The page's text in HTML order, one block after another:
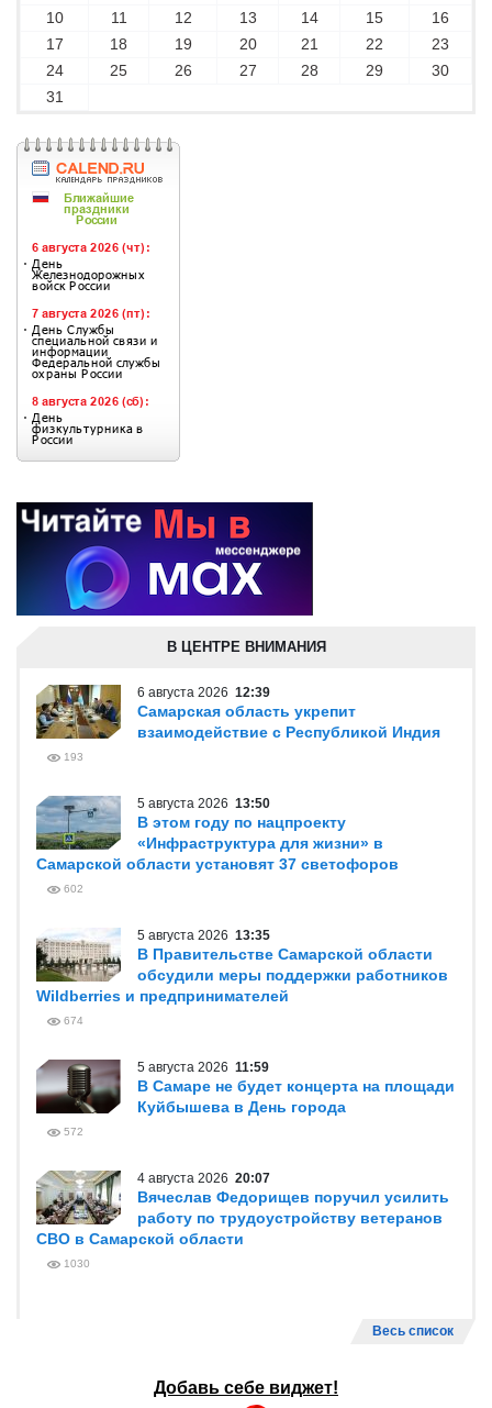
10 11 12 13 14 15
16
17
18 19 20 21 22
23
24
25 26 27 28 29
30
31
В ЦЕНТРЕ ВНИМАНИЯ
6 августа 2026 12:39
Самарская область укрепит
взаимодействие с Республикой Индия
193
5 августа 2026 13:50
В этом году по нацпроекту
«Инфраструктура для жизни» в
Самарской области установят 37 светофоров
602
5 августа 2026 13:35
В Правительстве Самарской области
обсудили меры поддержки работников
Wildberries и предпринимателей
674
5 августа 2026 11:59
В Самаре не будет концерта на площади
Куйбышева в День города
572
4 августа 2026 20:07
Вячеслав Федорищев поручил усилить
работу по трудоустройству ветеранов
СВО в Самарской области
1030
Весь список
Добавь себе виджет!